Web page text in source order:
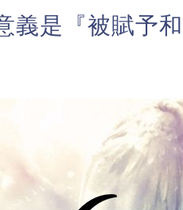
義是『被賦予